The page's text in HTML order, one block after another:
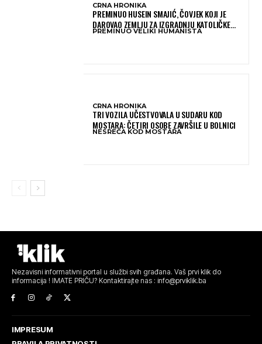
CRNA HRONIKA
PREMINUO HUSEIN SMAJIĆ, ČOVJEK KOJI JE
DAROVAO ZEMLJU ZA IZGRADNJU KATOLIČKE
CRKVE U BUGOJNU
PREMINUO VELIKI HUMANISTA
CRNA HRONIKA
TRI VOZILA UČESTVOVALA U SUDARU KOD
MOSTARA: ČETIRI OSOBE ZAVRŠILE U BOLNICI
NESREĆA KOD MOSTARA
Nezavisni informativni portal u službi svih građana. Vaš prvi klik do
informacija ! IMATE PRIČU? Kontaktirajte nas : info@prviklik.ba
IMPRESUM